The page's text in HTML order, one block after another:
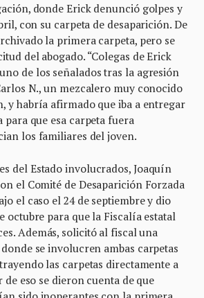
donde Erick denunció golpes y
con su carpeta de desaparición. De
la primera carpeta, pero se
del abogado. “Colegas de Erick
de los señalados tras la agresión
N., un mezcalero muy conocido
y habría afirmado que iba a entregar
que esa carpeta fuera
los familiares del joven.
del Estado involucrados, Joaquín
el Comité de Desaparición Forzada
el caso el 24 de septiembre y dio
octubre para que la Fiscalía estatal
Además, solicitó al fiscal una
se involucren ambas carpetas
las carpetas directamente a
de eso se dieron cuenta de que